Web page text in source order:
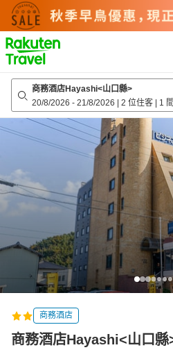
to
top
page
商務酒店Hayashi<山口縣>
20/8/2026 - 21/8/2026 | 2 位住客 | 1
商務酒店
商務酒店Hayashi<山口縣